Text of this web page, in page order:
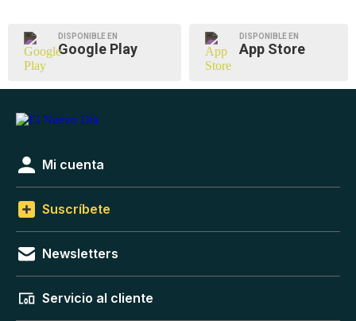
DISPONIBLE EN
Google Play
DISPONIBLE EN
App Store
Mi cuenta
Suscríbete
Newsletters
Servicio al cliente